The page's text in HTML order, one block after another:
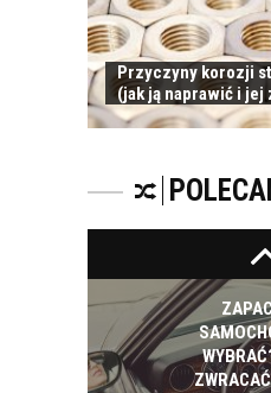
Przyczyny korozji
(jak ją naprawić i jej